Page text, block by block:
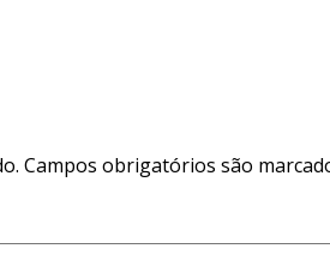
Campos obrigatórios são